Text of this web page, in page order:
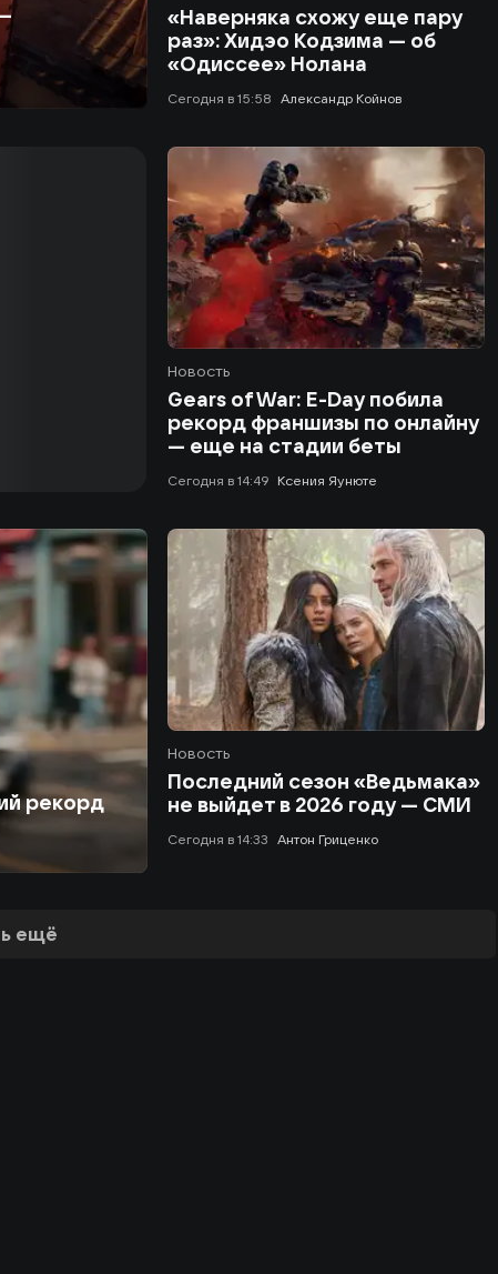
«Наверняка схожу еще пару
раз»: Хидэо Кодзима — об
«Одиссее» Нолана
сегодня в 15:58 Александр Койнов
Новость
Gears of War: E-Day побила
рекорд франшизы по онлайну
— еще на стадии беты
сегодня в 14:49 Ксения Яунюте
рекорд
Новость
Последний сезон «Ведьмака»
не выйдет в 2026 году — СМИ
сегодня в 14:33 Антон Гриценко
ещё